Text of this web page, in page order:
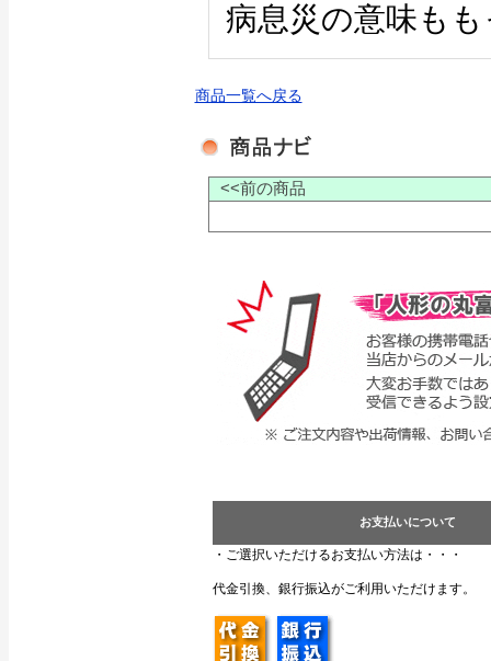
病息災の意味も
商品一覧へ戻る
<<前の商品
お支払いについて
・ご選択いただけるお支払い方法は・・・
代金引換、銀行振込がご利用いただけます。